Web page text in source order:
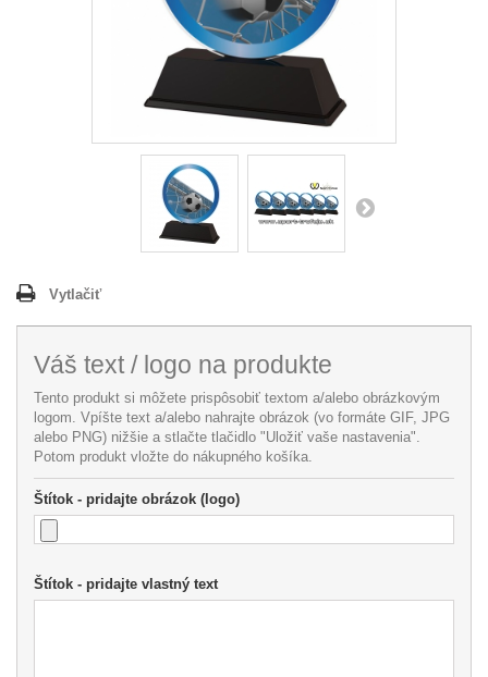
Vytlačiť
Váš text / logo na produkte
Tento produkt si môžete prispôsobiť textom a/alebo obrázkovým
logom. Vpíšte text a/alebo nahrajte obrázok (vo formáte GIF, JPG
alebo PNG) nižšie a stlačte tlačidlo "Uložiť vaše nastavenia".
Potom produkt vložte do nákupného košíka.
Štítok - pridajte obrázok (logo)
Štítok - pridajte vlastný text